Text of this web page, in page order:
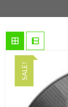
SALE!